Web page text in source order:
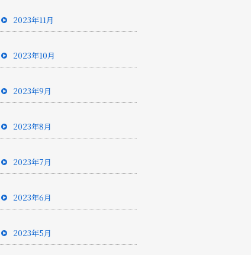
2023年11月
2023年10月
2023年9月
2023年8月
2023年7月
2023年6月
2023年5月